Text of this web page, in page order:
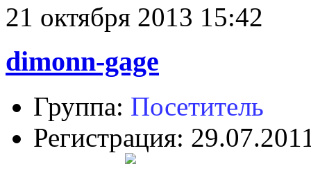
21 октября 2013 15:42
dimonn-gage
Группа: Посетитель
Регистрация: